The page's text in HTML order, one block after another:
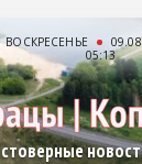
ВОСКРЕСЕНЬЕ
05:13